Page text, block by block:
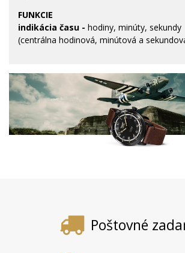
FUNKCIE
indikácia času - hodiny, minúty, sekundy
(centrálna hodinová, minútová a
Poštovné